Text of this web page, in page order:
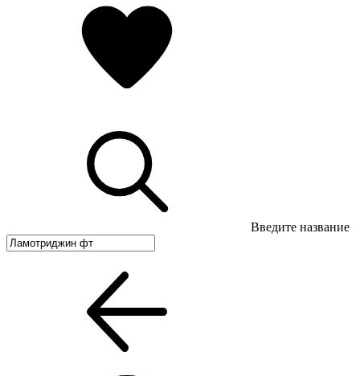
Введите название